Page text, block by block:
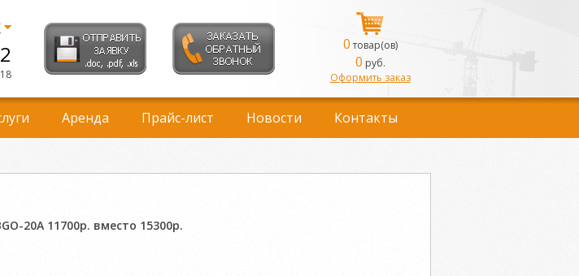
0товар(ов)
0 руб.
Оформить заказ
Аренда Прайс-лист Новости Контакты
20A 11700р. вместо 15300р.